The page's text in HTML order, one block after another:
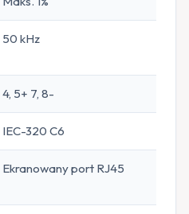
50 kHz
4, 5+ 7, 8-
IEC-320 C6
Ekranowany port RJ45